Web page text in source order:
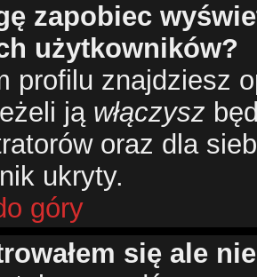
zapobiec
użytkowników?
profilu znajdziesz
ją włączysz
oraz dla
ukryty.
góry
się ale